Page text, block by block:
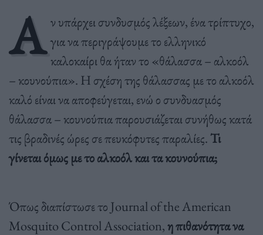
Α ν υπάρχει συνδυσμός λέξεων, ένα τρίπτυχο,
για να περιγράψουμε το ελληνικό
καλοκαίρι θα ήταν το «θάλασσα – αλκοόλ
– κουνούπια». Η σχέση της θάλασσας με το αλκοόλ
καλό είναι να αποφεύγεται, ενώ ο συνδυασμός
θάλασσα – κουνούπια παρουσιάζεται συνήθως κατά
τις βραδινές ώρες σε πευκόφυτες παραλίες. Τι
γίνεται όμως με το αλκοόλ και τα κουνούπια;
Όπως διαπίστωσε το Journal of the American
Mosquito Control Association,η πιθανότητα να